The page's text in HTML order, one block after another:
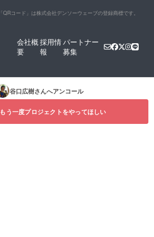
「QRコード」は株式会社デンソーウェーブの登録商標です。
会社概
要
採用情
報
パートナー
募集
谷口広樹さんへアンコール
もう一度プロジェクトをやってほしい